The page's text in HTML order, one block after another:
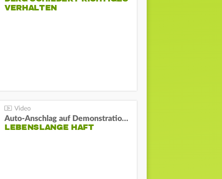
VERHALTEN
Auto-Anschlag auf Demonstration in München:
LEBENSLANGE HAFT